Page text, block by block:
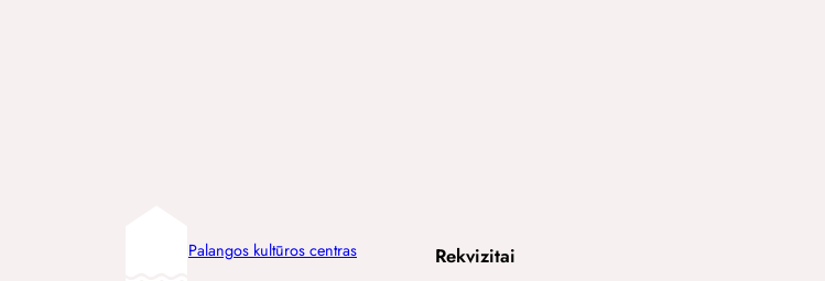
Palangos kultūros centras Rekvizitai